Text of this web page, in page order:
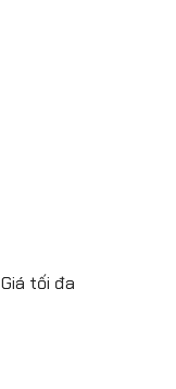
Giá tối đa